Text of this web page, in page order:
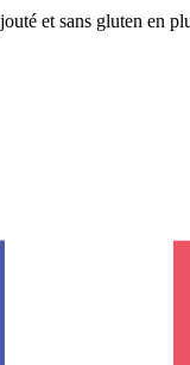
et sans gluten en